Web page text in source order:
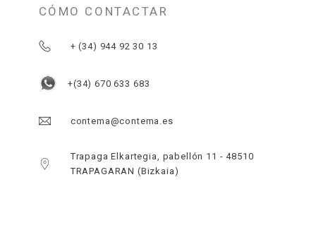
CÓMO CONTACTAR
+ (34) 944 92 30 13
+(34) 670 633 683
contema@contema.es
Trapaga Elkartegia, pabellón 11 - 48510
TRAPAGARAN (Bizkaia)